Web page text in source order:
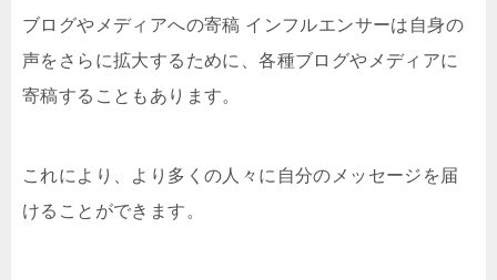
ブログやメディアへの寄稿 インフルエンサーは自身の
声をさらに拡大するために、各種ブログやメディアに
寄稿することもあります。
これにより、より多くの人々に自分のメッセージを届
けることができます。